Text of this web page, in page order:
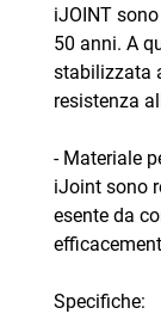
iJOINT
50 anni. A
stabilizzata
resistenza
- Materiale
iJoint sono
esente da
Specifiche: